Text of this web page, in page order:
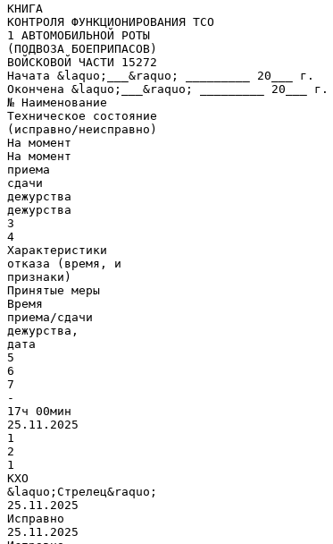
КНИГА
КОНТРОЛЯ ФУНКЦИОНИРОВАНИЯ ТСО
1 АВТОМОБИЛЬНОЙ РОТЫ
(ПОДВОЗА БОЕПРИПАСОВ)
ВОЙСКОВОЙ ЧАСТИ 15272
Начата &laquo;___&raquo; _________ 20___ г.
Окончена &laquo;___&raquo; _________ 20___ г.
№ Наименование
Техническое состояние
(исправно/неисправно)
На момент
На момент
приема
сдачи
дежурства
дежурства
3
4
Характеристики
отказа (время, и
признаки)
Принятые меры
Время
приема/сдачи
дежурства,
дата
5
6
7
-
17ч 00мин
25.11.2025
1
2
1
КХО
&laquo;Стрелец&raquo;
25.11.2025
Исправно
25.11.2025